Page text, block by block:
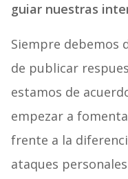
guiar nuestras
Siempre debemos
de publicar
estamos de
empezar a
frente a la
ataques